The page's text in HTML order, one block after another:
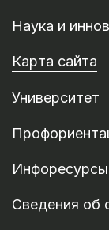
Наука и
Карта сайта
Университет
Инфоресурсы
Сведения об